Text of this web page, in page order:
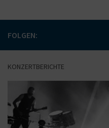
FOLGEN:
KONZERTBERICHTE